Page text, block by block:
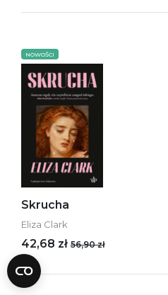
NOWOŚCI
Skrucha
Eliza Clark
42,68 zł 56,90 zł